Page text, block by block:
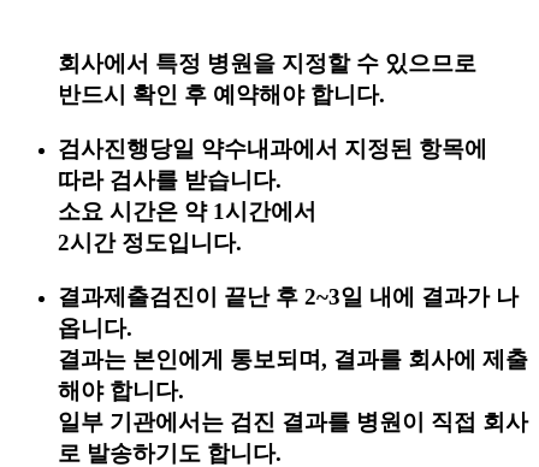
회사에서 특정 병원을 지정할 수 있으므로
반드시 확인 후 예약해야 합니다.
검사진행당일 약수내과에서 지정된 항목에
따라 검사를 받습니다.
소요 시간은 약 1시간에서
2시간 정도입니다.
결과제출검진이 끝난 후 2~3일 내에 결과가 나
옵니다.
결과는 본인에게 통보되며, 결과를 회사에 제출
해야 합니다.
일부 기관에서는 검진 결과를 병원이 직접 회사
로 발송하기도 합니다.